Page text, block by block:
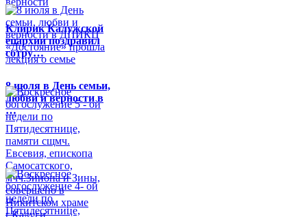
Клирик Калужской
епархии поздравил
сотру…
8 июля в День семьи,
любви и верности в
…